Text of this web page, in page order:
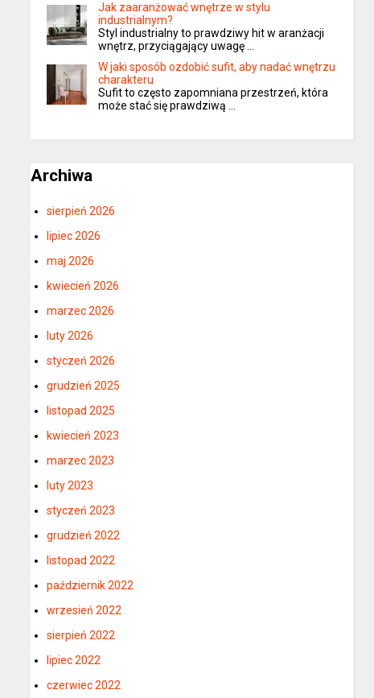
Jak zaaranżować wnętrze w stylu
industrialnym?
Styl industrialny to prawdziwy hit w aranżacji
wnętrz, przyciągający uwagę …
W jaki sposób ozdobić sufit, aby nadać wnętrzu
charakteru
Sufit to często zapomniana przestrzeń, która
może stać się prawdziwą …
Archiwa
sierpień 2026
lipiec 2026
maj 2026
kwiecień 2026
marzec 2026
luty 2026
styczeń 2026
grudzień 2025
listopad 2025
kwiecień 2023
marzec 2023
luty 2023
styczeń 2023
grudzień 2022
listopad 2022
październik 2022
wrzesień 2022
sierpień 2022
lipiec 2022
czerwiec 2022